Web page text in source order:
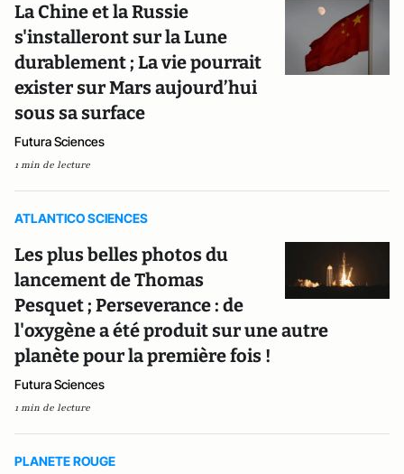
La Chine et la Russie
s'installeront sur la Lune
durablement ; La vie pourrait
exister sur Mars aujourd’hui
sous sa surface
Futura Sciences
1 min de lecture
ATLANTICO SCIENCES
Les plus belles photos du
lancement de Thomas
Pesquet ; Perseverance : de
l'oxygène a été produit sur une autre
planète pour la première fois !
Futura Sciences
1 min de lecture
PLANETE ROUGE